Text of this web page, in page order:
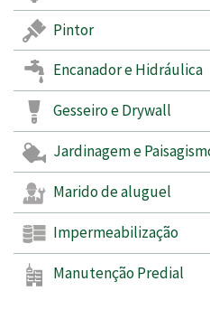
Pintor
Encanador e Hidráulica
Gesseiro e Drywall
Jardinagem e
Marido de aluguel
Impermeabilização
Manutenção Predial